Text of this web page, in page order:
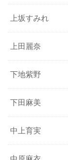
上坂すみれ
上田麗奈
下地紫野
下田麻美
中上育実